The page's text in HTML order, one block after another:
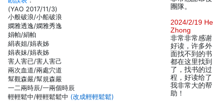
(YAO 2017/11/3)
小般破浪/小船破浪
嫻雅透逸/嫻雅秀逸
娟帕/絹帕
絹表姐/娟表姊
娟表妹/娟表姊
害人害已/害人害己
兩次血道/兩處穴道
幫觀森嚴/幫規森嚴
一二兩時辰/一兩個時辰
輕輕鬆中/輕輕鬆鬆中 (改成輕輕鬆鬆)
團隊。
2024/2/19 He
Zhong
非常非常感谢
好读，许多外
面找不到的书
都在这里找到
了，找书的过
程，好读给了
我非常大的帮
助！